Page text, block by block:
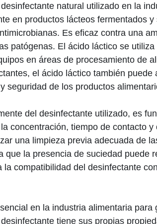
natural utilizado en la
en productos lácteos fermentados y
Es eficaz contra una
patógenas. El ácido láctico se
en áreas de procesamiento de
el ácido láctico también puede
seguridad de los productos
del desinfectante utilizado, es
concentración, tiempo de contacto y
una limpieza previa adecuada de
la presencia de suciedad puede
compatibilidad del desinfectante
en la industria alimentaria para
tiene sus propias